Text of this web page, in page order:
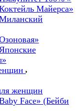
Майерса»
женщин
Face» (Бейби